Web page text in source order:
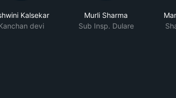
Kalsekar
devi
Murli Sharma
Sub Insp. Dulare